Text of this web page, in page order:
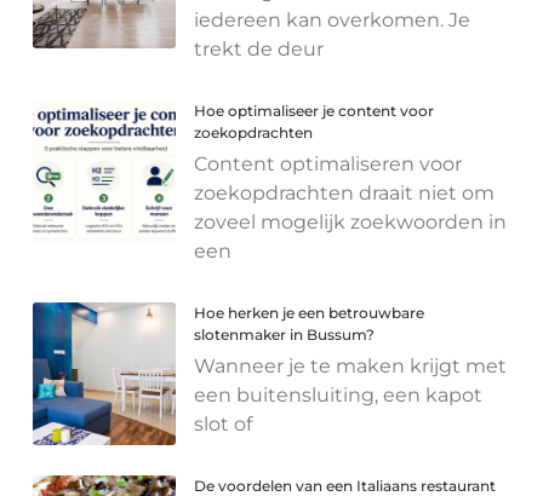
iedereen kan overkomen. Je
trekt de deur
Hoe optimaliseer je content voor
zoekopdrachten
Content optimaliseren voor
zoekopdrachten draait niet om
zoveel mogelijk zoekwoorden in
een
Hoe herken je een betrouwbare
slotenmaker in Bussum?
Wanneer je te maken krijgt met
een buitensluiting, een kapot
slot of
De voordelen van een Italiaans restaurant